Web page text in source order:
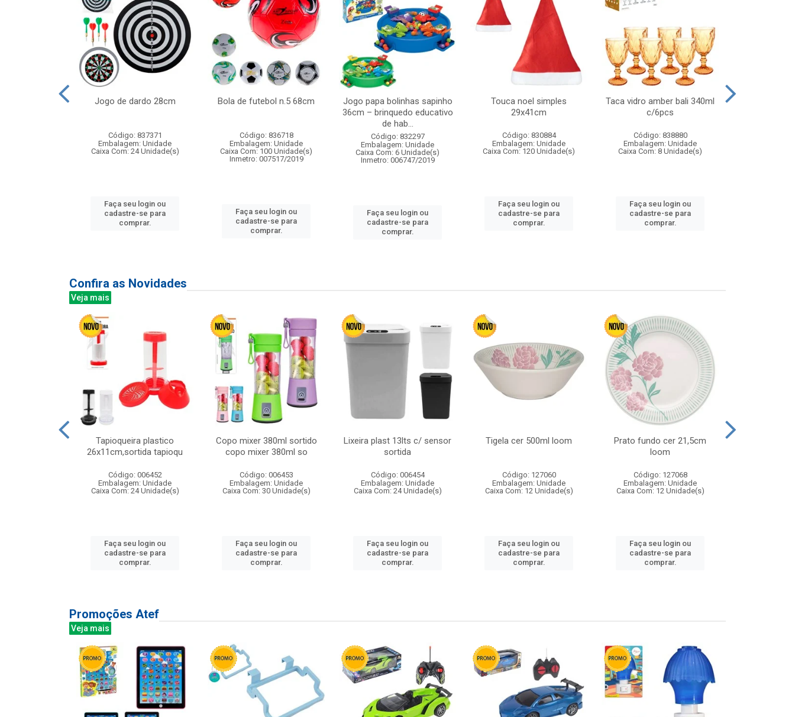
Jogo de dardo 28cm
Código: 837371
Embalagem: Unidade
Caixa Com: 24 Unidade(s)
Faça seu login ou
cadastre-se para
comprar.
Bola de futebol n.5 68cm
Código: 836718
Embalagem: Unidade
Caixa Com: 100 Unidade(s)
Inmetro: 007517/2019
Faça seu login ou
cadastre-se para
comprar.
Jogo papa bolinhas sapinho
36cm – brinquedo educativo
de hab...
Código: 832297
Embalagem: Unidade
Caixa Com: 6 Unidade(s)
Inmetro: 006747/2019
Faça seu login ou
cadastre-se para
comprar.
Touca noel simples
29x41cm
Código: 830884
Embalagem: Unidade
Caixa Com: 120 Unidade(s)
Faça seu login ou
cadastre-se para
comprar.
Taca vidro amber bali 340ml
c/6pcs
Código: 838880
Embalagem: Unidade
Caixa Com: 8 Unidade(s)
Faça seu login ou
cadastre-se para
comprar.
Confira as Novidades
Veja mais
Tapioqueira plastico
26x11cm,sortida tapioqu
Código: 006452
Embalagem: Unidade
Caixa Com: 24 Unidade(s)
Faça seu login ou
cadastre-se para
comprar.
Copo mixer 380ml sortido
copo mixer 380ml so
Código: 006453
Embalagem: Unidade
Caixa Com: 30 Unidade(s)
Faça seu login ou
cadastre-se para
comprar.
Lixeira plast 13lts c/ sensor
sortida
Código: 006454
Embalagem: Unidade
Caixa Com: 24 Unidade(s)
Faça seu login ou
cadastre-se para
comprar.
Tigela cer 500ml loom
Código: 127060
Embalagem: Unidade
Caixa Com: 12 Unidade(s)
Faça seu login ou
cadastre-se para
comprar.
Prato fundo cer 21,5cm
loom
Código: 127068
Embalagem: Unidade
Caixa Com: 12 Unidade(s)
Faça seu login ou
cadastre-se para
comprar.
Promoções Atef
Veja mais